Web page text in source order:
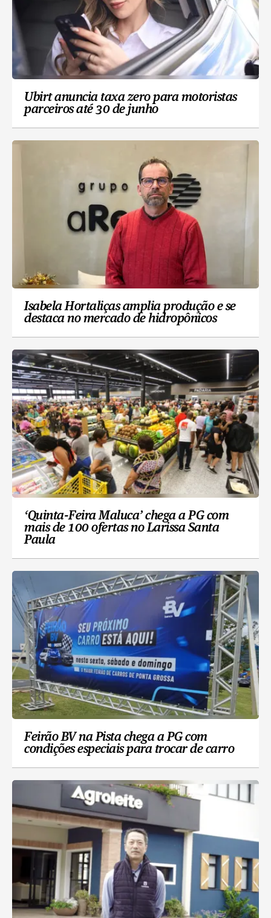
Ubirt anuncia taxa zero para motoristas
parceiros até 30 de junho
Isabela Hortaliças amplia produção e se
destaca no mercado de hidropônicos
‘Quinta-Feira Maluca’ chega a PG com
mais de 100 ofertas no Larissa Santa
Paula
Feirão BV na Pista chega a PG com
condições especiais para trocar de carro